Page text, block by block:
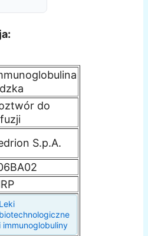
do
S.p.A.
Leki
biotechnologiczne
i immunoglobuliny